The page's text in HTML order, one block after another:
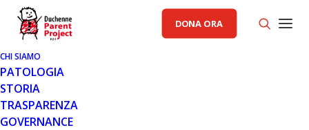
DONA ORA
CHI SIAMO
PATOLOGIA
STORIA
TRASPARENZA
GOVERNANCE
GENERALE